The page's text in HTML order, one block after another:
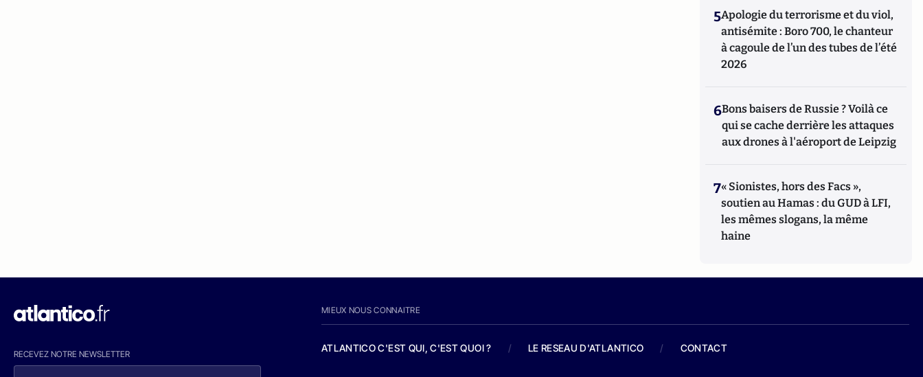
5Apologie du terrorisme et du viol,
antisémite : Boro 700, le chanteur
à cagoule de l’un des tubes de l’été
2026
6Bons baisers de Russie ? Voilà ce
qui se cache derrière les attaques
aux drones à l'aéroport de Leipzig
7« Sionistes, hors des Facs »,
soutien au Hamas : du GUD à LFI,
les mêmes slogans, la même
haine
RECEVEZ NOTRE NEWSLETTER
MIEUX NOUS CONNAITRE
ATLANTICO C'EST QUI, C'EST QUOI ? / LE RESEAU D'ATLANTICO / CONTACT